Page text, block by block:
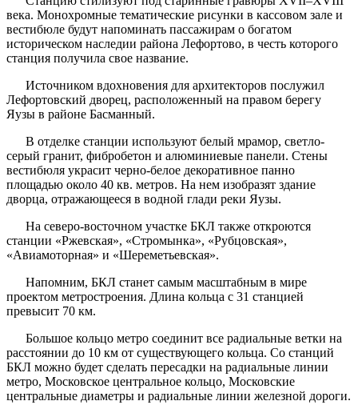
века. Монохромные тематические рисунки в кассовом зале и
вестибюле будут напоминать пассажирам о богатом
историческом наследии района Лефортово, в честь которого
станция получила свое название.
Источником вдохновения для архитекторов послужил
Лефортовский дворец, расположенный на правом берегу
Яузы в районе Басманный.
В отделке станции используют белый мрамор, светло-
серый гранит, фибробетон и алюминиевые панели. Стены
вестибюля украсит черно-белое декоративное панно
площадью около 40 кв. метров. На нем изобразят здание
дворца, отражающееся в водной глади реки Яузы.
На северо-восточном участке БКЛ также откроются
станции «Ржевская», «Стромынка», «Рубцовская»,
«Авиамоторная» и «Шереметьевская».
Напомним, БКЛ станет самым масштабным в мире
проектом метростроения. Длина кольца с 31 станцией
превысит 70 км.
Большое кольцо метро соединит все радиальные ветки на
расстоянии до 10 км от существующего кольца. Со станций
БКЛ можно будет сделать пересадки на радиальные линии
метро, Московское центральное кольцо, Московские
центральные диаметры и радиальные линии железной дороги.